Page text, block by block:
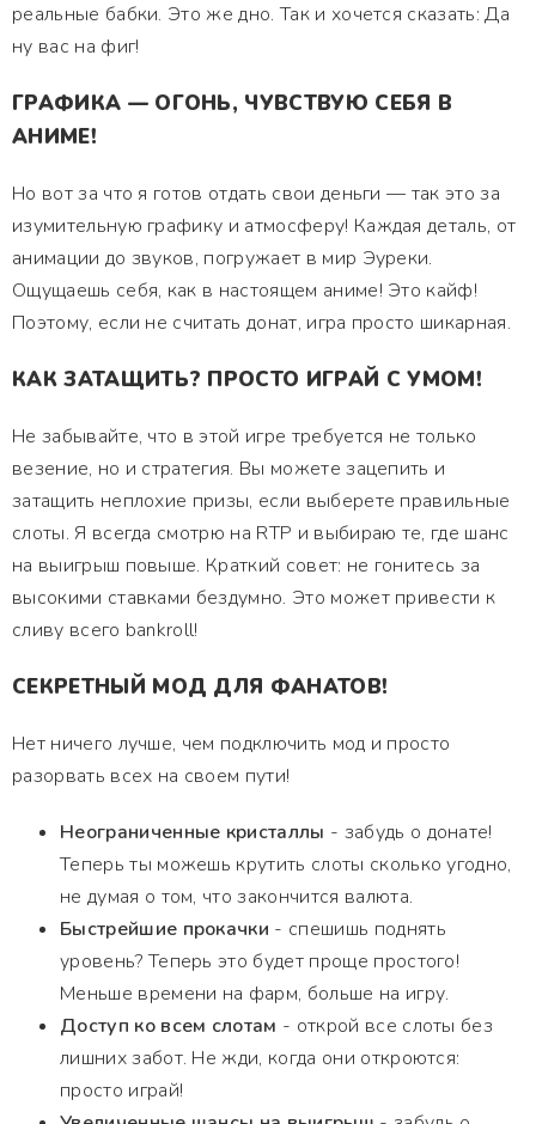
реальные бабки. Это же дно. Так и хочется сказать: Да
ну вас на фиг!
ГРАФИКА — ОГОНЬ, ЧУВСТВУЮ СЕБЯ В
АНИМЕ!
Но вот за что я готов отдать свои деньги — так это за
изумительную графику и атмосферу! Каждая деталь, от
анимации до звуков, погружает в мир Эуреки.
Ощущаешь себя, как в настоящем аниме! Это кайф!
Поэтому, если не считать донат, игра просто шикарная.
КАК ЗАТАЩИТЬ? ПРОСТО ИГРАЙ С УМОМ!
Не забывайте, что в этой игре требуется не только
везение, но и стратегия. Вы можете зацепить и
затащить неплохие призы, если выберете правильные
слоты. Я всегда смотрю на RTP и выбираю те, где шанс
на выигрыш повыше. Краткий совет: не гонитесь за
высокими ставками бездумно. Это может привести к
сливу всего bankroll!
СЕКРЕТНЫЙ МОД ДЛЯ ФАНАТОВ!
Нет ничего лучше, чем подключить мод и просто
разорвать всех на своем пути!
Неограниченные кристаллы - забудь о донате!
Теперь ты можешь крутить слоты сколько угодно,
не думая о том, что закончится валюта.
Быстрейшие прокачки - спешишь поднять
уровень? Теперь это будет проще простого!
Меньше времени на фарм, больше на игру.
Доступ ко всем слотам - открой все слоты без
лишних забот. Не жди, когда они откроются:
просто играй!